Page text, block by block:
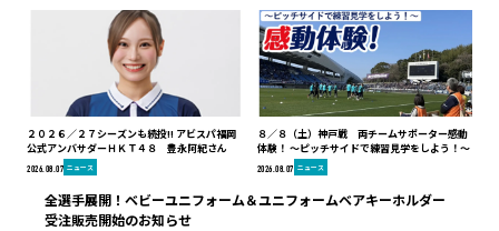
２０２６／２７シーズンも続投!! アビスパ福岡
公式アンバサダーＨＫＴ４８ 豊永阿紀さん
2026.08.07 ニュース
８／８（土）神戸戦 両チームサポーター感動
体験！ ～ピッチサイドで練習見学をしよう！～
2026.08.07 ニュース
全選手展開！ベビーユニフォーム＆ユニフォームベアキーホルダー
受注販売開始のお知らせ